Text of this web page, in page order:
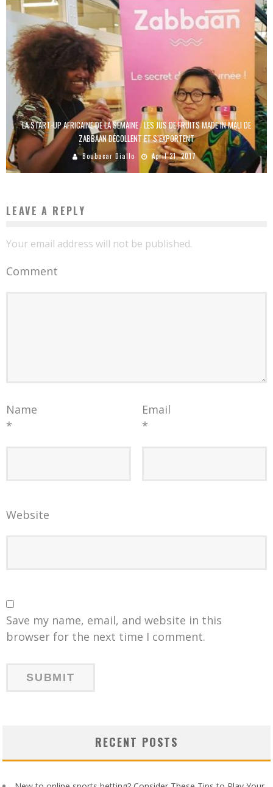
LA START-UP AFRICAINE DE LA SEMAINE : LES JUS DE FRUITS MADE IN MALI DE
ZABBAAN DÉCOLLENT ET S’EXPORTENT
Boubacar Diallo April 21, 2017
LEAVE A REPLY
Your email address will not be published.
Comment
Name
*
Email
*
Website
Save my name, email, and website in this
browser for the next time I comment.
RECENT POSTS